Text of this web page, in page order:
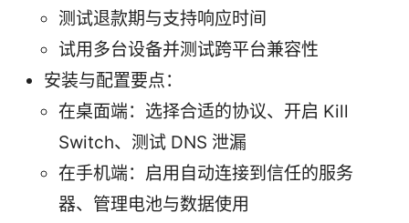
测试退款期与支持响应时间
试用多台设备并测试跨平台兼容性
安装与配置要点：
在桌面端：选择合适的协议、开启 Kill
Switch、测试 DNS 泄漏
在手机端：启用自动连接到信任的服务
器、管理电池与数据使用